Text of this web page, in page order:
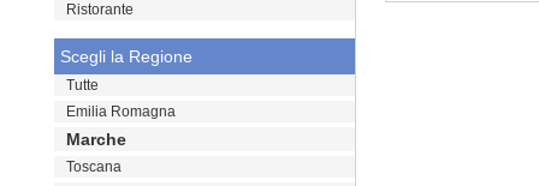
Ristorante
Scegli la Regione
Tutte
Emilia Romagna
Marche
Toscana